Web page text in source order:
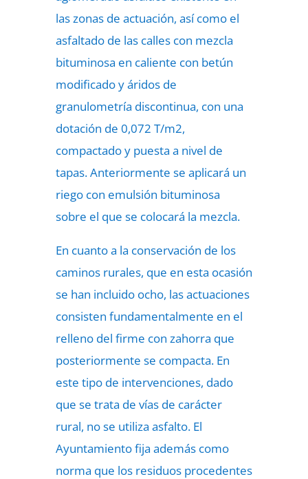
las zonas de actuación, así como el
asfaltado de las calles con mezcla
bituminosa en caliente con betún
modificado y áridos de
granulometría discontinua, con una
dotación de 0,072 T/m2,
compactado y puesta a nivel de
tapas. Anteriormente se aplicará un
riego con emulsión bituminosa
sobre el que se colocará la mezcla.
En cuanto a la conservación de los
caminos rurales, que en esta ocasión
se han incluido ocho, las actuaciones
consisten fundamentalmente en el
relleno del firme con zahorra que
posteriormente se compacta. En
este tipo de intervenciones, dado
que se trata de vías de carácter
rural, no se utiliza asfalto. El
Ayuntamiento fija además como
norma que los residuos procedentes